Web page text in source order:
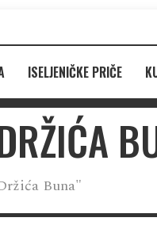
ISELJENIČKE PRIČE
Buna"